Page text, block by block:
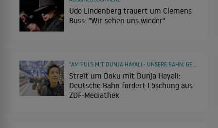
Udo Lindenberg trauert um Clemens
Buss: "Wir sehen uns wieder"
Streit um Doku mit Dunja Hayali:
Deutsche Bahn fordert Löschung aus
ZDF-Mediathek